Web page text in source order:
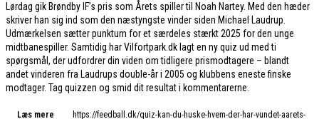
Lørdag gik Brøndby IF’s pris som Årets spiller til Noah Nartey. Med den hæder
skriver han sig ind som den næstyngste vinder siden Michael Laudrup.
Udmærkelsen sætter punktum for et særdeles stærkt 2025 for den unge
midtbanespiller. Samtidig har Vilfortpark.dk lagt en ny quiz ud med ti
spørgsmål, der udfordrer din viden om tidligere prismodtagere – blandt
andet vinderen fra Laudrups double-år i 2005 og klubbens eneste finske
modtager. Tag quizzen og smid dit resultat i kommentarerne.
Læs mere https://feedball.dk/quiz-kan-du-huske-hvem-der-har-vundet-aarets-